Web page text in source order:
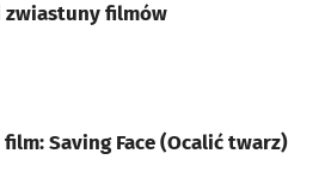
zwiastuny filmów
Saving Face (Ocalić twarz)